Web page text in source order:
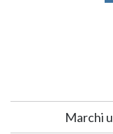
Marchi